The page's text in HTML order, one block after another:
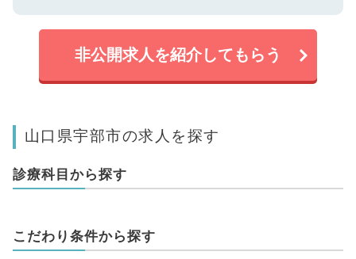
非公開求人を紹介してもらう
山口県宇部市の求人を探す
診療科目から探す
こだわり条件から探す